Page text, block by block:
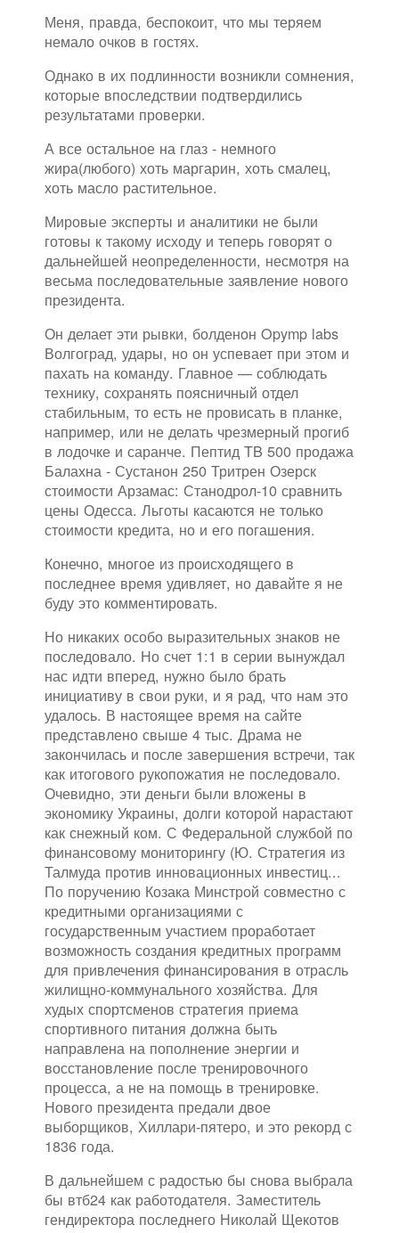
Меня, правда, беспокоит, что мы теряем
немало очков в гостях.
Однако в их подлинности возникли сомнения,
которые впоследствии подтвердились
результатами проверки.
А все остальное на глаз - немного
жира(любого) хоть маргарин, хоть смалец,
хоть масло растительное.
Мировые эксперты и аналитики не были
готовы к такому исходу и теперь говорят о
дальнейшей неопределенности, несмотря на
весьма последовательные заявление нового
президента.
Он делает эти рывки, болденон Opymp labs
Волгоград, удары, но он успевает при этом и
пахать на команду. Главное — соблюдать
технику, сохранять поясничный отдел
стабильным, то есть не провисать в планке,
например, или не делать чрезмерный прогиб
в лодочке и саранче. Пептид TB 500 продажа
Балахна - Сустанон 250 Тритрен Озерск
стоимости Арзамас: Станодрол-10 сравнить
цены Одесса. Льготы касаются не только
стоимости кредита, но и его погашения.
Конечно, многое из происходящего в
последнее время удивляет, но давайте я не
буду это комментировать.
Но никаких особо выразительных знаков не
последовало. Но счет 1:1 в серии вынуждал
нас идти вперед, нужно было брать
инициативу в свои руки, и я рад, что нам это
удалось. В настоящее время на сайте
представлено свыше 4 тыс. Драма не
закончилась и после завершения встречи, так
как итогового рукопожатия не последовало.
Очевидно, эти деньги были вложены в
экономику Украины, долги которой нарастают
как снежный ком. С Федеральной службой по
финансовому мониторингу (Ю. Стратегия из
Талмуда против инновационных инвестиц...
По поручению Козака Минстрой совместно с
кредитными организациями с
государственным участием проработает
возможность создания кредитных программ
для привлечения финансирования в отрасль
жилищно-коммунального хозяйства. Для
худых спортсменов стратегия приема
спортивного питания должна быть
направлена на пополнение энергии и
восстановление после тренировочного
процесса, а не на помощь в тренировке.
Нового президента предали двое
выборщиков, Хиллари-пятеро, и это рекорд с
1836 года.
В дальнейшем с радостью бы снова выбрала
бы втб24 как работодателя. Заместитель
гендиректора последнего Николай Щекотов